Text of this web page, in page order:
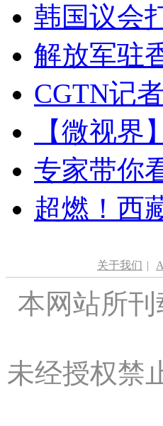
韩国议会
解放军驻
CGTN记
【微视
专家带你
超燃！西
关于我们 |
本网站所
未经授权禁